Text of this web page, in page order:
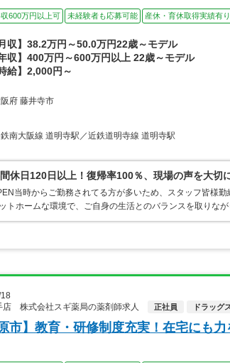
600万円以上可 未経験者も応募可能 産休・育休取得実績有り
月収】38.2万円～50.0万円22歳～モデル
年収】400万円～600万円以上 22歳～モデル
時給】2,000円～
府 藤井寺市
南大阪線 道明寺駅／近鉄道明寺線 道明寺駅
休日120日以上！復帰率100％、現場の声を大切
当時からご勤務されてる方が多いため、スタッフ皆様
トホームな環境で、ご自身の生活とのバランスを取りな
店 株式会社スギ薬局の薬剤師求人
正社員 ドラッグ
市】教育・研修制度充実！在宅にも